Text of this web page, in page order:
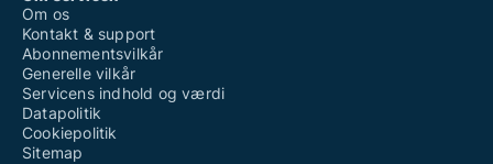
Om os
Kontakt & support
Abonnementsvilkår
Generelle vilkår
Servicens indhold og værdi
Datapolitik
Cookiepolitik
Sitemap